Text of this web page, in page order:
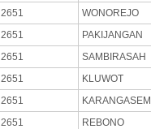
2651 WONOREJO
2651 PAKIJANGAN
2651 SAMBIRASAH
2651 KLUWOT
2651 KARANGASEM
2651 REBONO